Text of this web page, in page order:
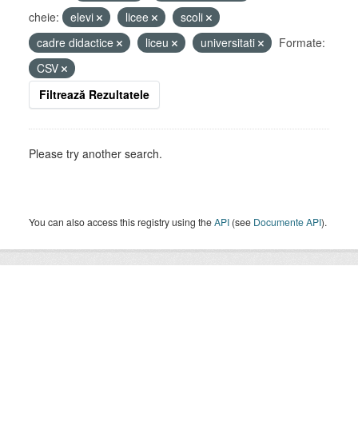
cheie:
elevi licee
scoli
cadre didactice
liceu universitati
Formate:
CSV
Filtrează Rezultatele
Please try another search.
You can also access this registry using theAPI (see Documente API).